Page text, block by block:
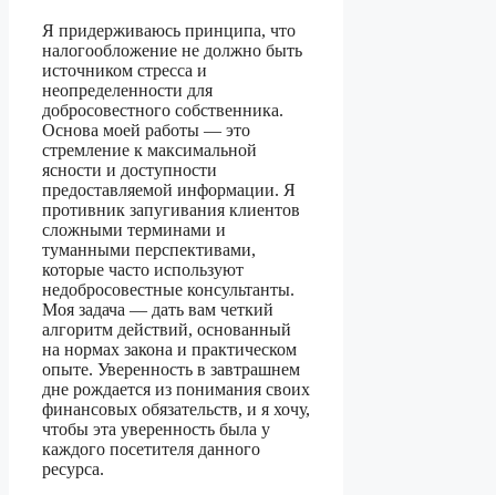
Я придерживаюсь принципа, что
налогообложение не должно быть
источником стресса и
неопределенности для
добросовестного собственника.
Основа моей работы — это
стремление к максимальной
ясности и доступности
предоставляемой информации. Я
противник запугивания клиентов
сложными терминами и
туманными перспективами,
которые часто используют
недобросовестные консультанты.
Моя задача — дать вам четкий
алгоритм действий, основанный
на нормах закона и практическом
опыте. Уверенность в завтрашнем
дне рождается из понимания своих
финансовых обязательств, и я хочу,
чтобы эта уверенность была у
каждого посетителя данного
ресурса.